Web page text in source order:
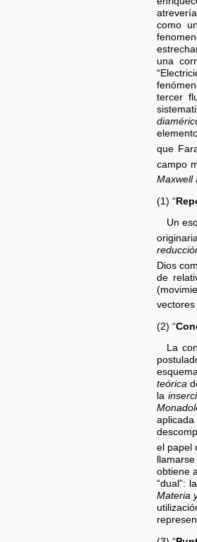
como
una
tercer
que
campo
Maxwell
(1) “
Un
Dios
de
(2) “
La
teórica
la
el papel
obtiene
“dual”:
Materia